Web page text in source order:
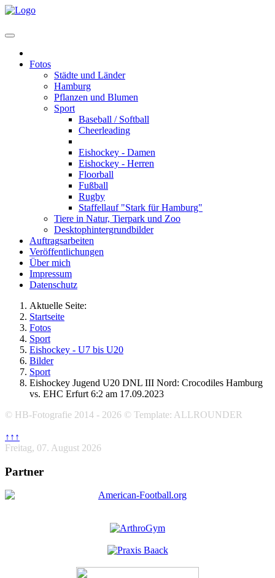
Fotos
Städte und Länder
Hamburg
Pflanzen und Blumen
Sport
Baseball / Softball
Cheerleading
Eishockey - Damen
Eishockey - Herren
Floorball
Fußball
Rugby
Staffellauf "Stark für Hamburg"
Tiere in Natur, Tierpark und Zoo
Desktophintergrundbilder
Auftragsarbeiten
Veröffentlichungen
Über mich
Impressum
Datenschutz
Aktuelle Seite:
Startseite
Fotos
Sport
Eishockey - U7 bis U20
Bilder
Sport
Eishockey Jugend U20 DNL III Nord: Crocodiles Hamburg
vs. EHC Erfurt 6:2 am 17.09.2023
© HB-Fotografie 2014 - 2026 © Template: ALLROUNDER
↑↑↑
Freitag, 07. August 2026
Partner